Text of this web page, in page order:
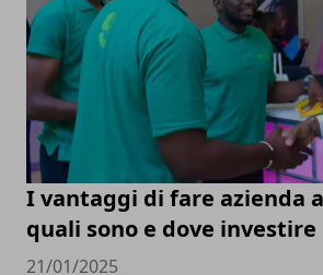
I vantaggi di fare azienda
quali sono e dove investire
21/01/2025